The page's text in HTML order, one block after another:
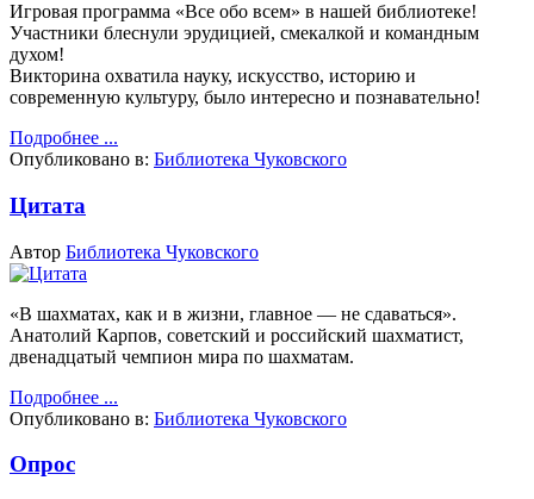
Игровая программа «Все обо всем» в нашей библиотеке!
Участники блеснули эрудицией, смекалкой и командным
духом!
Викторина охватила науку, искусство, историю и
современную культуру, было интересно и познавательно!
Подробнее ...
Опубликовано в: Библиотека Чуковского
Цитата
Автор Библиотека Чуковского
«В шахматах, как и в жизни, главное — не сдаваться».
Анатолий Карпов, советский и российский шахматист,
двенадцатый чемпион мира по шахматам.
Подробнее ...
Опубликовано в: Библиотека Чуковского
Опрос